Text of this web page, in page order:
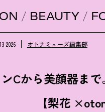
BEAUTY
2026 オトナミューズ編集部
Cから美顔器ま
【梨花